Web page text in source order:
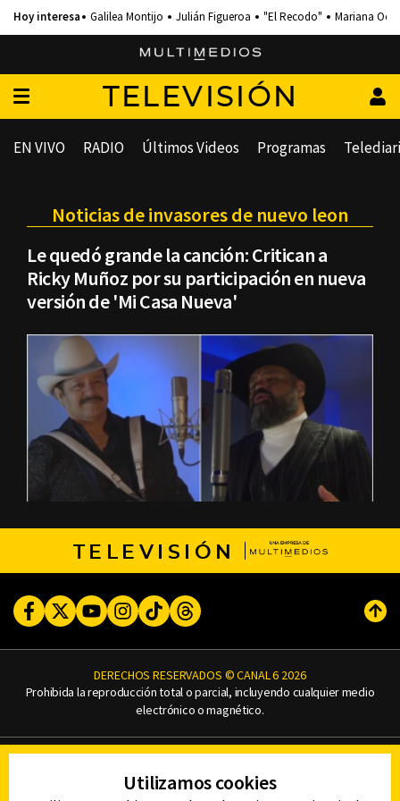
Galilea Montijo Julián Figueroa "El Recodo" Mariana
TELEVISIÓN
EN VIVO RADIO Últimos Videos Programas
Noticias de invasores de nuevo leon
Le quedó grande la canción: Critican a
Ricky Muñoz por su participación en nueva
versión de 'Mi Casa Nueva'
TELEVISIÓN
FacebookTwitterYoutubeInstagram
TikTokThreads
DERECHOS RESERVADOS © CANAL 6 2026
Prohibida la reproducción total o parcial, incluyendo cualquier medio
electrónico o magnético.
AVISO DE PRIVACIDAD
Utilizamos cookies